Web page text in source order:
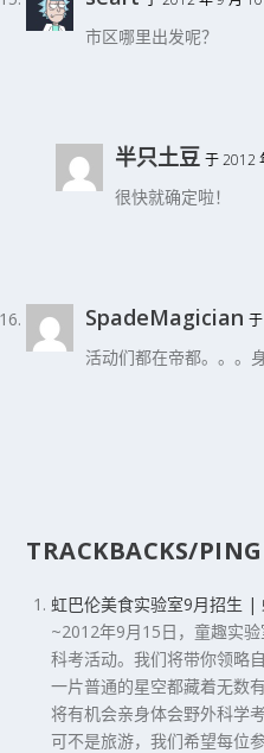
市区哪里出发呢？
半只土豆 于 2012
很快就确定啦！
SpadeMagician
活动们都在帝都。。。
TRACKBACKS/
虹巴伦美食实验室9月招生 |
~2012年9月15日，童趣实
科考活动。我们将带你领略
一片普通的星空都藏着无数
将有机会亲身体会野外科学
可不是旅游，我们希望每位